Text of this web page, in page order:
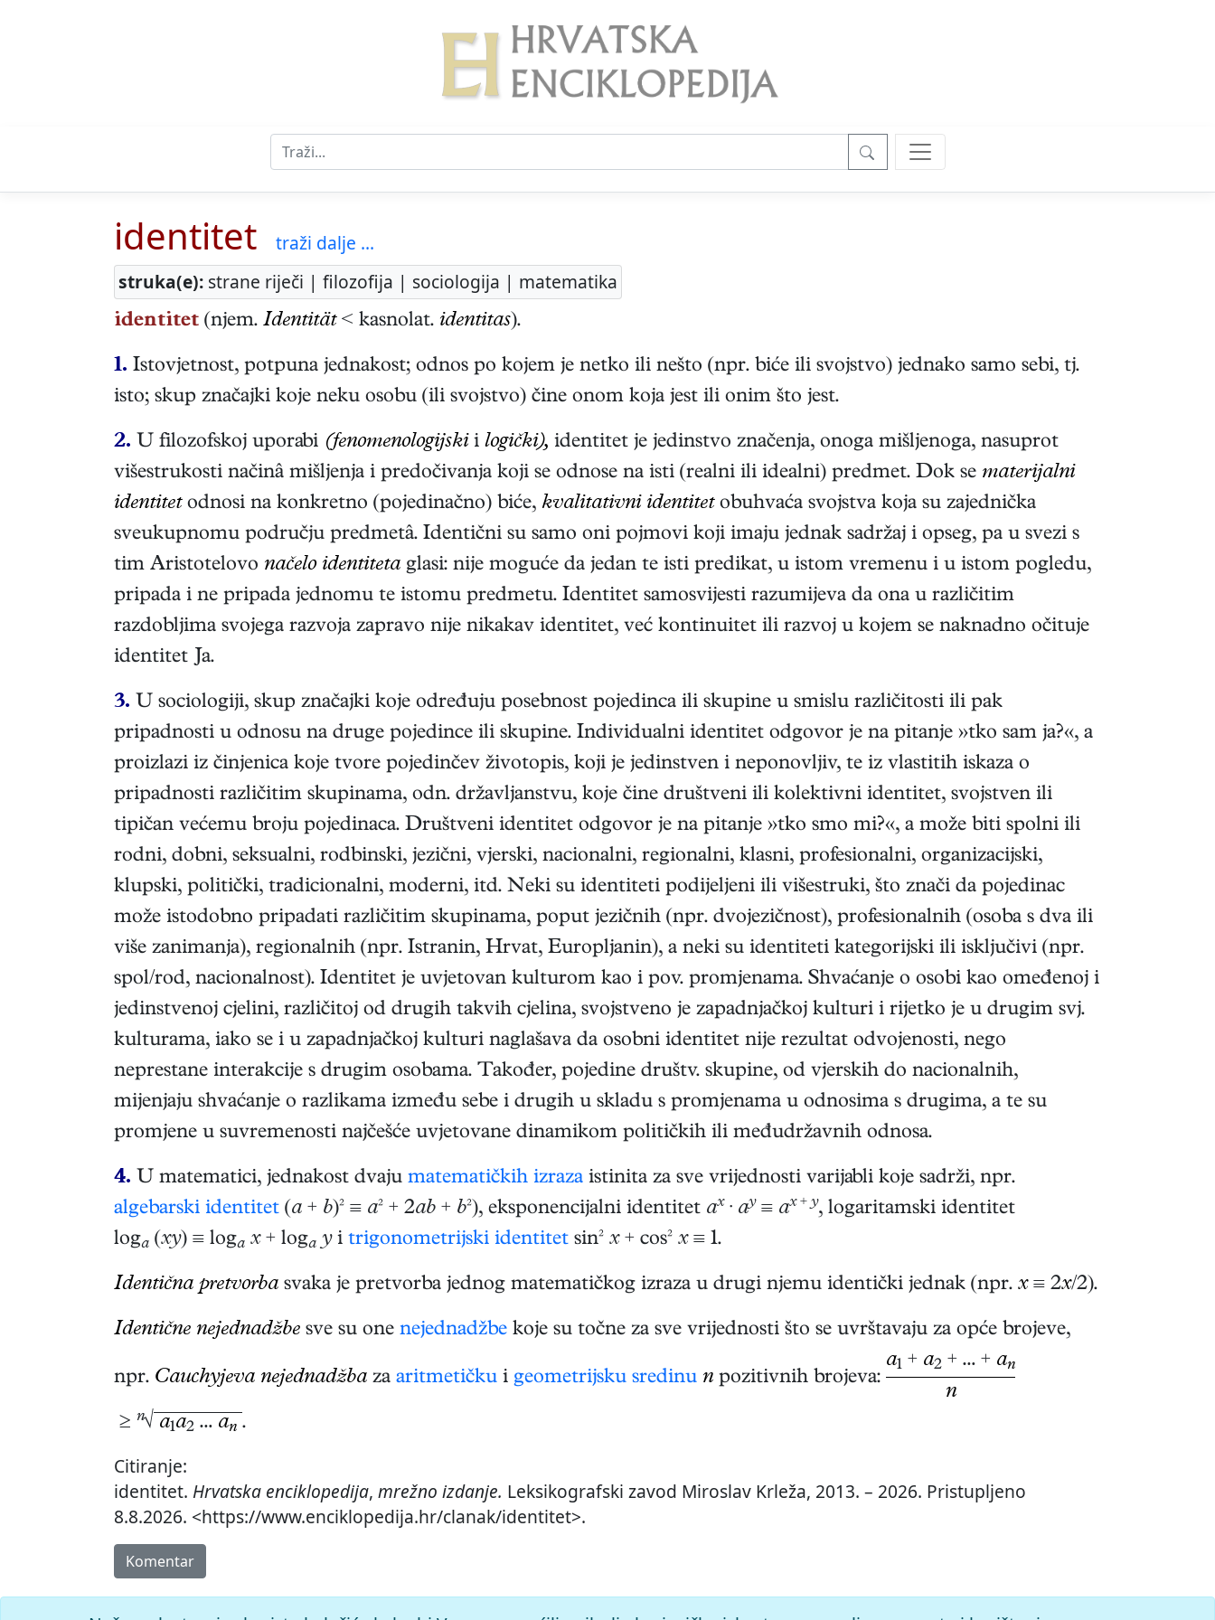
identitet
traži dalje ...
struka(e): strane riječi | filozofija | sociologija | matematika
identitet (njem. Identität< kasnolat. identitas).
1. Istovjetnost, potpuna jednakost; odnos po kojem je netko ili nešto (npr. biće ili svojstvo) jednako samo sebi, tj.
isto; skup značajki koje neku osobu (ili svojstvo) čine onom koja jest ili onim što jest.
2. U filozofskoj uporabi (fenomenologijski i logički), identitet je jedinstvo značenja, onoga mišljenoga, nasuprot
višestrukosti načinâ mišljenja i predočivanja koji se odnose na isti (realni ili idealni) predmet. Dok se materijalni
identitetodnosi na konkretno (pojedinačno) biće, kvalitativni identitetobuhvaća svojstva koja su zajednička
sveukupnomu području predmetâ. Identični su samo oni pojmovi koji imaju jednak sadržaj i opseg, pa u svezi s
tim Aristotelovo načelo identiteta glasi: nije moguće da jedan te isti predikat, u istom vremenu i u istom pogledu,
pripada i ne pripada jednomu te istomu predmetu. Identitet samosvijesti razumijeva da ona u različitim
razdobljima svojega razvoja zapravo nije nikakav identitet, već kontinuitet ili razvoj u kojem se naknadno očituje
identitet Ja.
3. U sociologiji, skup značajki koje određuju posebnost pojedinca ili skupine u smislu različitosti ili pak
pripadnosti u odnosu na druge pojedince ili skupine. Individualni identitet odgovor je na pitanje »tko sam ja?«, a
proizlazi iz činjenica koje tvore pojedinčev životopis, koji je jedinstven i neponovljiv, te iz vlastitih iskaza o
pripadnosti različitim skupinama, odn. državljanstvu, koje čine društveni ili kolektivni identitet, svojstven ili
tipičan većemu broju pojedinaca. Društveni identitet odgovor je na pitanje »tko smo mi?«, a može biti spolni ili
rodni, dobni, seksualni, rodbinski, jezični, vjerski, nacionalni, regionalni, klasni, profesionalni, organizacijski,
klupski, politički, tradicionalni, moderni, itd. Neki su identiteti podijeljeni ili višestruki, što znači da pojedinac
može istodobno pripadati različitim skupinama, poput jezičnih (npr. dvojezičnost), profesionalnih (osoba s dva ili
više zanimanja), regionalnih (npr. Istranin, Hrvat, Europljanin), a neki su identiteti kategorijski ili isključivi (npr.
spol/rod, nacionalnost). Identitet je uvjetovan kulturom kao i pov. promjenama. Shvaćanje o osobi kao omeđenoj i
jedinstvenoj cjelini, različitoj od drugih takvih cjelina, svojstveno je zapadnjačkoj kulturi i rijetko je u drugim svj.
kulturama, iako se i u zapadnjačkoj kulturi naglašava da osobni identitet nije rezultat odvojenosti, nego
neprestane interakcije s drugim osobama. Također, pojedine društv. skupine, od vjerskih do nacionalnih,
mijenjaju shvaćanje o razlikama između sebe i drugih u skladu s promjenama u odnosima s drugima, a te su
promjene u suvremenosti najčešće uvjetovane dinamikom političkih ili međudržavnih odnosa.
4. U matematici, jednakost dvaju matematičkih izraza istinita za sve vrijednosti varijabli koje sadrži, npr.
algebarski identitet (a + b)² ≡ a² + 2ab + b²), eksponencijalni identitet ax · ay ≡ ax+ y, logaritamski identitet
loga (xy) ≡ loga x+ loga yi trigonometrijski identitet sin² x+ cos² x≡ 1.
Identična pretvorba svaka je pretvorba jednog matematičkog izraza u drugi njemu identički jednak (npr. x≡ 2x/2).
Identične nejednadžbe sve su one nejednadžbe koje su točne za sve vrijednosti što se uvrštavaju za opće brojeve,
npr. Cauchyjeva nejednadžba za aritmetičku i geometrijsku sredinu n pozitivnih brojeva:
a1 + a2 + … + an
n
≥ n√ a1a2… an .
Citiranje:
identitet. Hrvatska enciklopedija, mrežno izdanje. Leksikografski zavod Miroslav Krleža, 2013. – 2026. Pristupljeno
8.8.2026. <https://www.enciklopedija.hr/clanak/identitet>.
Komentar